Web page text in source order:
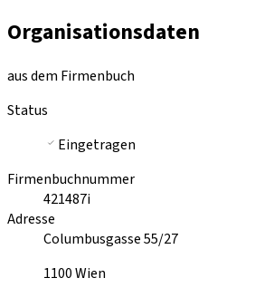
Organisationsdaten
aus dem Firmenbuch
Status
Eingetragen
Firmenbuchnummer
421487i
Adresse
Columbusgasse 55/27
1100Wien